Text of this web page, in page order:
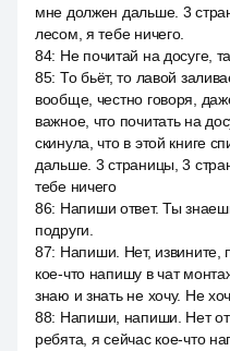
мне должен дальше. 3
лесом, я тебе ничего.
84: Не почитай на досуге,
85: То бьёт, то лавой
вообще, честно говоря,
важное, что почитать на
скинула, что в этой книге
дальше. 3 страницы, 3
тебе ничего
86: Напиши ответ. Ты
подруги.
87: Напиши. Нет, извините,
кое-что напишу в чат
знаю и знать не хочу. Не
88: Напиши, напиши. Нет
ребята, я сейчас кое-что